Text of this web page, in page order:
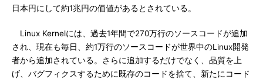
日本円にして約1兆円の価値があるとされている。
Linux Kernelには、過去1年間で270万行のソースコードが追加
され、現在も毎日、約1万行のソースコードが世界中のLinux開発
者から追加されている。さらに追加するだけでなく、品質を上
げ、バグフィクスするために既存のコードを捨て、新たにコード